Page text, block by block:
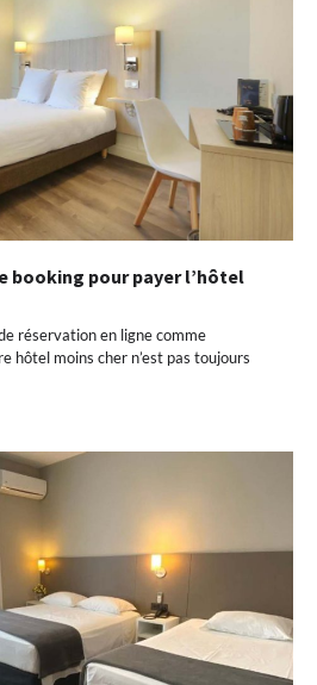
booking pour payer l’hôtel
réservation en ligne comme
hôtel moins cher n’est pas toujours